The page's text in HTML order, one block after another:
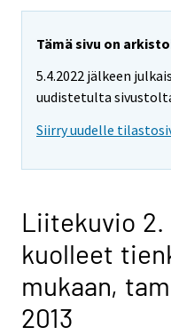
Tämä sivu on
5.4.2022 jälkeen
uudistetulta
Siirry uudelle
Liitekuvio
kuolleet
mukaan,
2013